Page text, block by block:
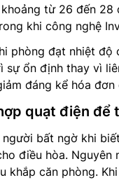
từ 26 đến 28
khi công nghệ
phòng đạt nhiệt
sự ổn định thay vì
đáng kể hóa đơn
quạt điện để
người bất ngờ khi
điều hòa. Nguyên
khắp căn phòng.